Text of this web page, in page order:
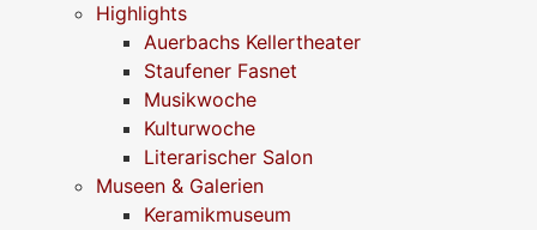
Highlights
Auerbachs Kellertheater
Staufener Fasnet
Musikwoche
Kulturwoche
Literarischer Salon
Museen & Galerien
Keramikmuseum